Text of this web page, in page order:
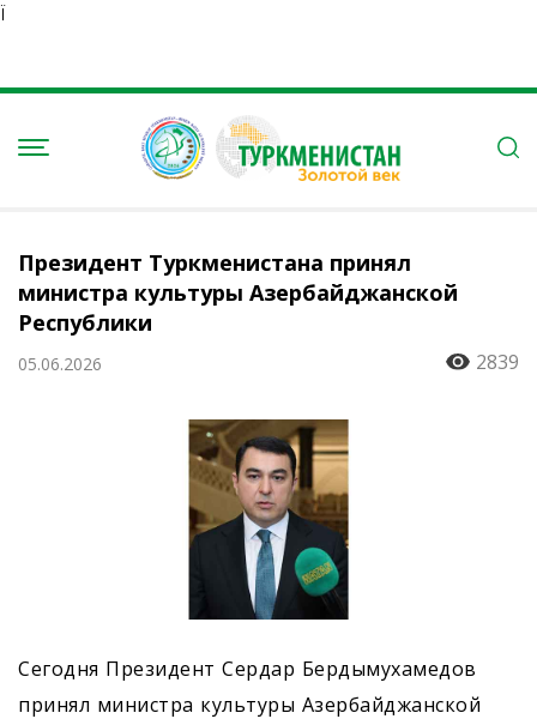
Ï
Президент Туркменистана принял
министра культуры Азербайджанской
Республики
05.06.2026 2839
Сегодня Президент Сердар Бердымухамедов
принял министра культуры Азербайджанской